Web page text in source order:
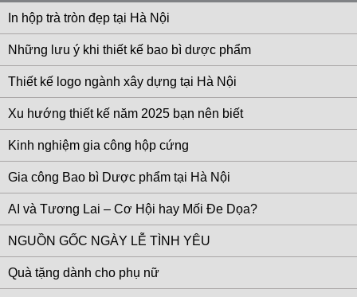
In hộp trà tròn đẹp tại Hà Nội
Những lưu ý khi thiết kế bao bì dược phẩm
Thiết kế logo ngành xây dựng tại Hà Nội
Xu hướng thiết kế năm 2025 bạn nên biết
Kinh nghiệm gia công hộp cứng
Gia công Bao bì Dược phẩm tại Hà Nội
AI và Tương Lai – Cơ Hội hay Mối Đe Dọa?
NGUỒN GỐC NGÀY LỄ TÌNH YÊU
Quà tặng dành cho phụ nữ